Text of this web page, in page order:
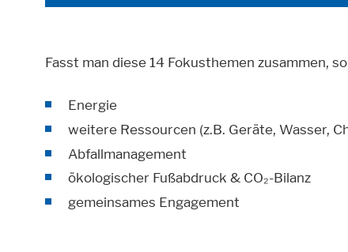
Fasst man diese 14 Fokusthemen zusammen,
Energie
weitere Ressourcen (z.B. Geräte, Wasser,
Abfallmanagement
ökologischer Fußabdruck & CO₂-Bilanz
gemeinsames Engagement